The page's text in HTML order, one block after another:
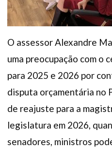
O assessor Alexandre
uma preocupação com o
para 2025 e 2026 por
disputa orçamentária no
de reajuste para a
legislatura em 2026,
senadores, ministros